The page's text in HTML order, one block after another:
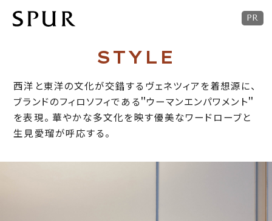
STYLE
西洋と東洋の文化が交錯するヴェネツィアを着想源に、
ブランドのフィロソフィである＂ウーマンエンパワメント＂
を表現。 華やかな多文化を映す優美なワードローブと
生見愛瑠が呼応する。